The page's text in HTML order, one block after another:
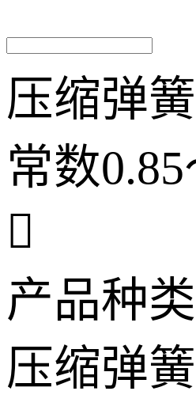
压缩弹
常数

产品种类
压缩弹簧